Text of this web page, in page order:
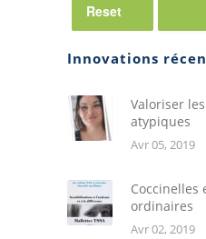
Reset
Innovations
Valoriser
atypiques
Avr 05, 2019
Coccinelles
ordinaires
Avr 02, 2019